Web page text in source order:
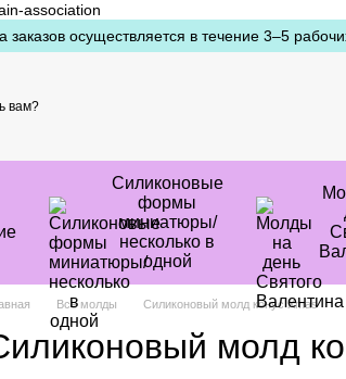
association
заказов осуществляется в течение 3–5
вам?
Силиконовые
формы
миниатюры/
несколько в
одной
Все молды Силиконовый молд конус Xmas
молд